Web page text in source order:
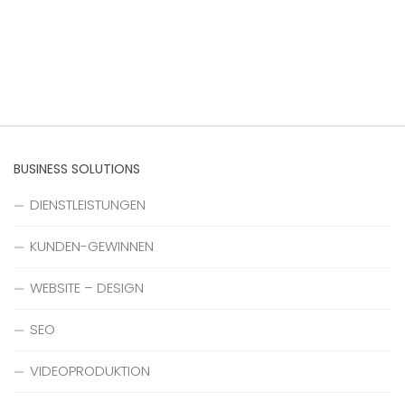
BUSINESS SOLUTIONS
DIENSTLEISTUNGEN
KUNDEN-GEWINNEN
WEBSITE – DESIGN
SEO
VIDEOPRODUKTION